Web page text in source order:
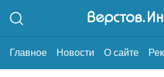
Главное Новости О сайте